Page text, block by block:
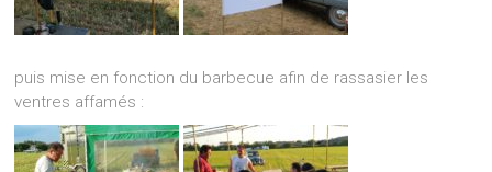
puis mise en fonction du barbecue afin de rassasier les
ventres affamés :